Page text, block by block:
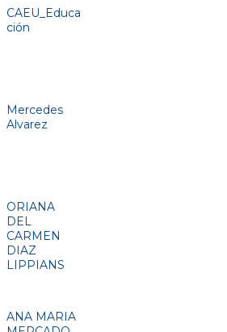
CAEU_Educa
ción
Mercedes
Alvarez
ORIANA
DEL
CARMEN
DIAZ
LIPPIANS
ANA MARIA